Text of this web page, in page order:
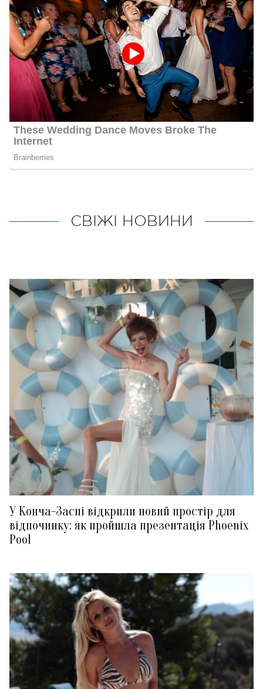
СВІЖІ НОВИНИ
У Конча-Заспі відкрили новий простір для
відпочинку: як пройшла презентація Phoenix
Pool